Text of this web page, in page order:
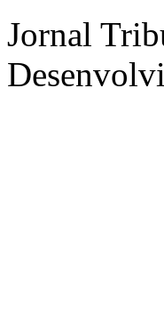
Jornal